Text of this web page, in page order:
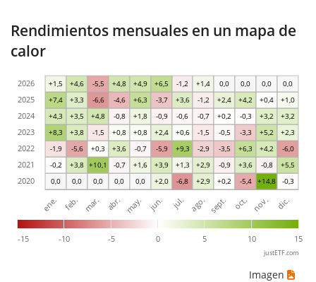
Rendimientos mensuales en un mapa de
calor
0,0 0,0 0,0 0,0 0,0 +2,0 -6,8 +2,9 +0,2 -5,4 +14,8 -0,3
-0,2 +3,8 +10,1 -0,7 +1,6 +3,9 +1,3 +2,9 -0,9 +3,6 -0,8 +5,5
-1,9 -5,6 +0,3 +3,6 -0,7 -5,9 +9,3 -2,9 -3,5 +6,3 +4,2 -6,0
+8,3 +3,8 -1,5 +0,8 +0,8 +2,4 +0,6 -1,5 -0,5 -3,3 +5,2 +2,3
+4,3 +3,5 +4,8 -0,8 +1,8 -0,9 -0,6 -0,7 +0,2 -0,3 +3,2 +3,2
+7,4 +3,3 -6,6 -4,6 +6,3 -3,7 +3,6 -1,2 +2,4 +4,2 +0,4 +1,0
+1,5 +4,6 -5,5 +4,8 +4,9 +6,5 -1,2 +1,4 0,0 0,0 0,0 0,0
-15 -10 -5 0 5 10 15
ene. feb. mar. abr. may. jun. jul. ago. sept. oct. nov. dic.
2020
2021
2022
2023
2024
2025
2026
justETF.com
Imagen